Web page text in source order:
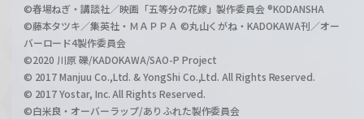
©春場ねぎ・講談社／映画「五等分の花嫁」製作委員会 ®KODANSHA
©藤本タツキ／集英社・ＭＡＰＰＡ ©丸山くがね・KADOKAWA刊／オー
バーロード4製作委員会
©2020 川原 礫/KADOKAWA/SAO-P Project
© 2017 Manjuu Co.,Ltd. & YongShi Co.,Ltd. All Rights Reserved.
© 2017 Yostar, Inc. All Rights Reserved.
©白米良・オーバーラップ/ありふれた製作委員会